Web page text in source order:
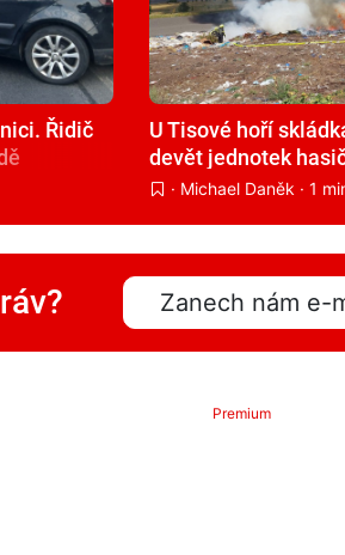
Řidič
U Tisové hoří
devět jednotek
· Michael Daněk · 1
Zanech nám e-
Premium